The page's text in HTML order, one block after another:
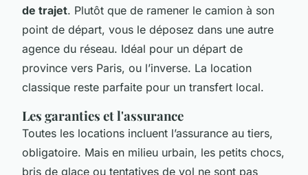
de trajet. Plutôt que de ramener le camion à son
point de départ, vous le déposez dans une autre
agence du réseau. Idéal pour un départ de
province vers Paris, ou l’inverse. La location
classique reste parfaite pour un transfert local.
Les garanties et l'assurance
Toutes les locations incluent l’assurance au tiers,
obligatoire. Mais en milieu urbain, les petits chocs,
bris de glace ou tentatives de vol ne sont pas